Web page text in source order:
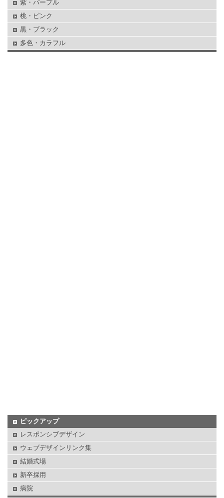
紫・パープル
桃・ピンク
黒・ブラック
多色・カラフル
ピックアップ
レスポンシブデザイン
ウェブデザインリンク集
結婚式場
新卒採用
病院